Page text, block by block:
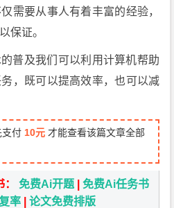
需要从事人有着丰富的经验，
保证。
普及我们可以利用计算机帮助
，既可以提高效率，也可以减
支付 10元 才能查看该篇文章全部
：免费Ai开题 |免费Ai任务书
率 |论文免费排版